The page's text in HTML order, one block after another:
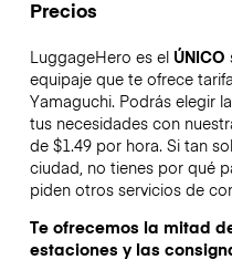
Precios
LuggageHero es el ÚNICO
equipaje que te ofrece
Yamaguchi. Podrás elegir
tus necesidades con
de $1.49 por hora. Si tan
ciudad, no tienes por qué
piden otros servicios de
Te ofrecemos la mitad
estaciones y las